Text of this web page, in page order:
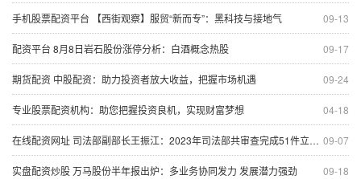
09-13
手机股票配资平台 【西街观察】服贸“新而专”：黑科技与接地气
09-17
配资平台 8月8日岩石股份涨停分析：白酒概念热股
09-24
期货配资 中股配资：助力投资者放大收益，把握市场机遇
04-18
专业股票配资机构：助您把握投资良机，实现财富梦想
09-07
在线配资网址 司法部副部长王振江：2023年司法部共审查完成51件立法项目 同比增长96.2%
09-18
实盘配资炒股 万马股份半年报出炉：多业务协同发力 发展潜力强劲